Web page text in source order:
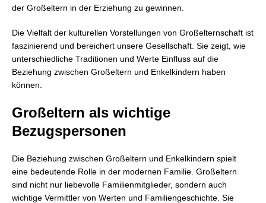
der Großeltern in der Erziehung zu gewinnen.
Die Vielfalt der kulturellen Vorstellungen von Großelternschaft ist
faszinierend und bereichert unsere Gesellschaft. Sie zeigt, wie
unterschiedliche Traditionen und Werte Einfluss auf die
Beziehung zwischen Großeltern und Enkelkindern haben
können.
Großeltern als wichtige
Bezugspersonen
Die Beziehung zwischen Großeltern und Enkelkindern spielt
eine bedeutende Rolle in der modernen Familie. Großeltern
sind nicht nur liebevolle Familienmitglieder, sondern auch
wichtige Vermittler von Werten und Familiengeschichte. Sie